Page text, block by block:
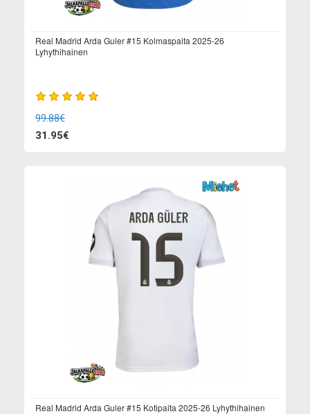
Real Madrid Arda Guler #15 Kolmaspaita 2025-26
Lyhythihainen
99.88€
31.95€
Real Madrid Arda Guler #15 Kotipaita 2025-26 Lyhythihainen